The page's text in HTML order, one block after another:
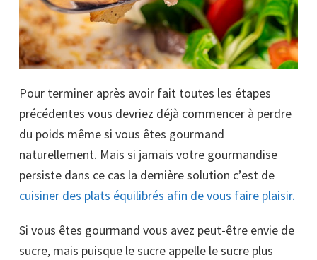
Pour terminer après avoir fait toutes les étapes
précédentes vous devriez déjà commencer à perdre
du poids même si vous êtes gourmand
naturellement. Mais si jamais votre gourmandise
persiste dans ce cas la dernière solution c’est de
cuisiner des plats équilibrés afin de vous faire plaisir.
Si vous êtes gourmand vous avez peut-être envie de
sucre, mais puisque le sucre appelle le sucre plus